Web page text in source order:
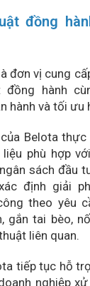
sử dụng
inox.
kiện vận
xem xét các
dầu mỡ và tải
chọn đúng
bền bỉ và hạn
quá trình sử
sách
nên chỉ
cần đánh